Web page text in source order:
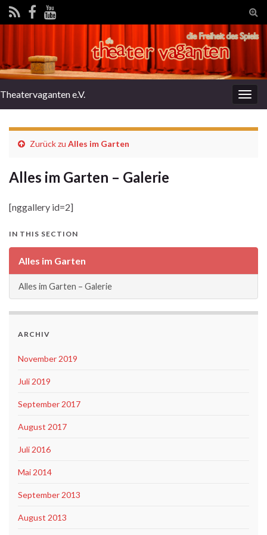
Theatervaganten e.V.
Zurück zu Alles im Garten
Alles im Garten – Galerie
[nggallery id=2]
IN THIS SECTION
Alles im Garten
Alles im Garten – Galerie
ARCHIV
November 2019
Juli 2019
September 2017
August 2017
Juli 2016
Mai 2014
September 2013
August 2013